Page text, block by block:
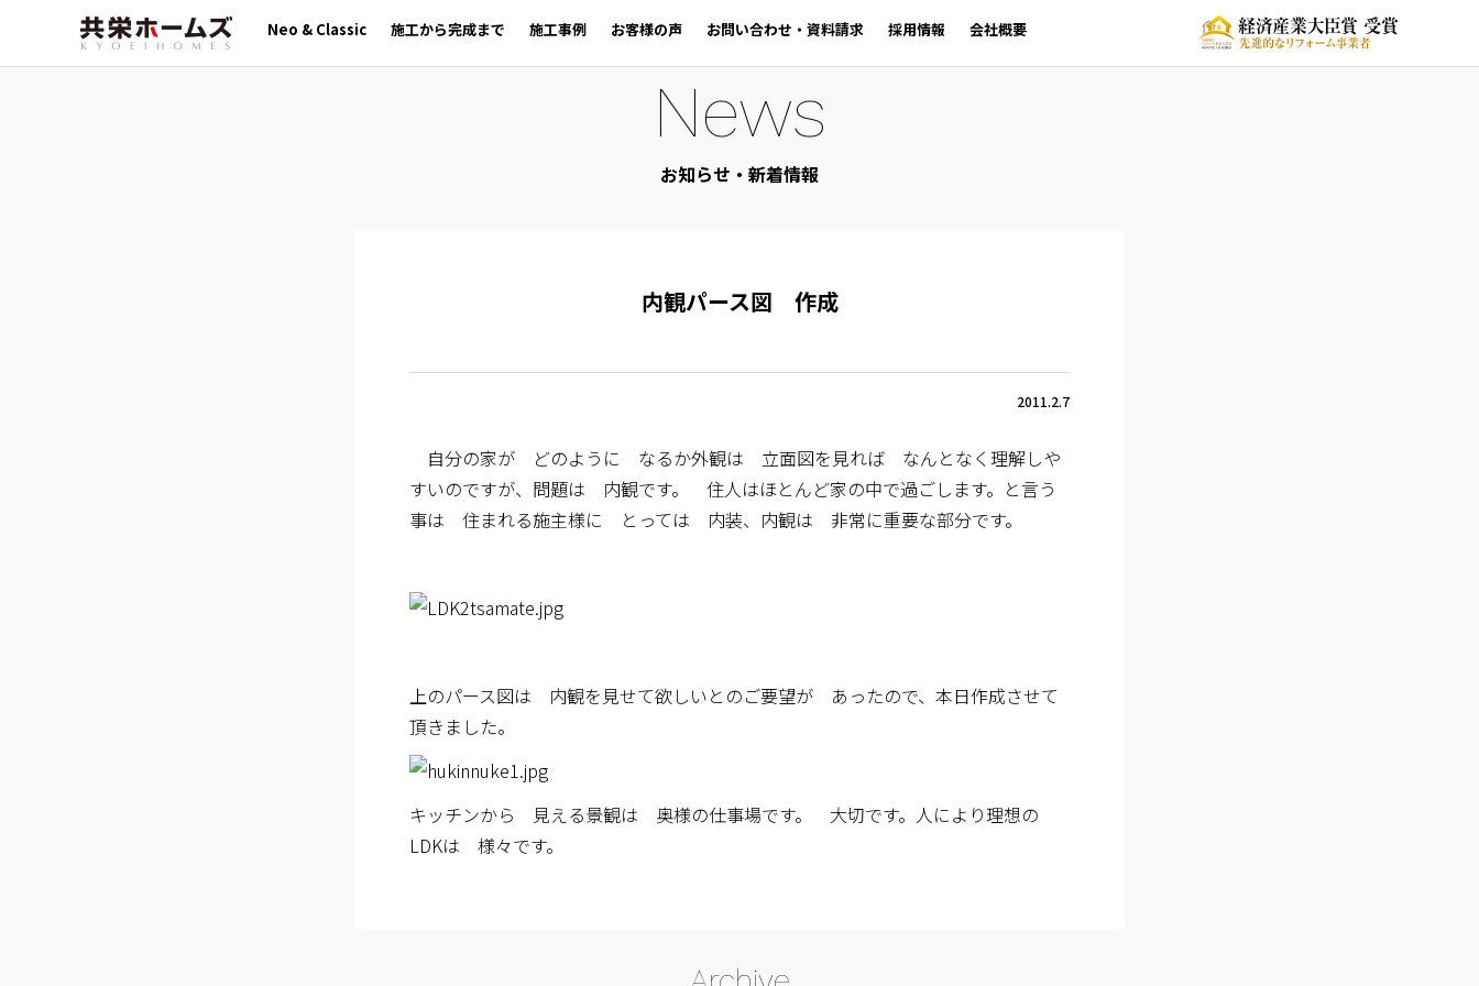
Neo & Classic 施工から完成まで 施工事例 お客様の声 お問い合わせ・資料請求 採用情報 会社概要
News
お知らせ・新着情報
内観パース図 作成
2011.2.7
自分の家が どのように なるか外観は 立面図を見れば なんとなく理解しや
すいのですが、問題は 内観です。 住人はほとんど家の中で過ごします。と言う
事は 住まれる施主様に とっては 内装、内観は 非常に重要な部分です。
上のパース図は 内観を見せて欲しいとのご要望が あったので、本日作成させて
頂きました。
キッチンから 見える景観は 奥様の仕事場です。 大切です。人により理想の
LDKは 様々です。